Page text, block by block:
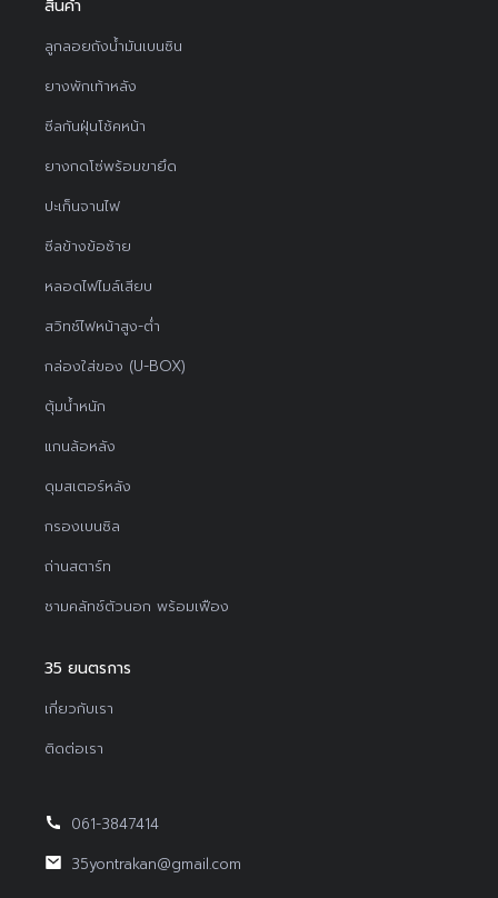
สินค้า
ลูกลอยถังน้ำมันเบนซิน
ยางพักเท้าหลัง
ซีลกันฝุ่นโช้คหน้า
ยางกดโซ่พร้อมขายึด
ปะเก็นจานไฟ
ซีลข้างข้อซ้าย
หลอดไฟไมล์เสียบ
สวิทช์ไฟหน้าสูง-ต่ำ
กล่องใส่ของ (U-BOX)
ตุ้มน้ำหนัก
แกนล้อหลัง
ดุมสเตอร์หลัง
กรองเบนซิล
ถ่านสตาร์ท
ชามคลัทช์ตัวนอก พร้อมเฟือง
35 ยนตรการ
เกี่ยวกับเรา
ติดต่อเรา
061-3847414
35yontrakan@gmail.com